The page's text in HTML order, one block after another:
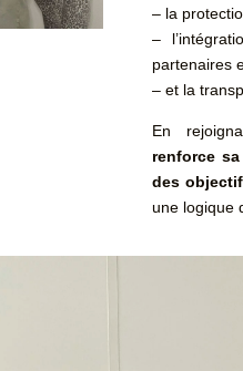
– la
–
partenaires
– et la
En
renforce
des
une logique